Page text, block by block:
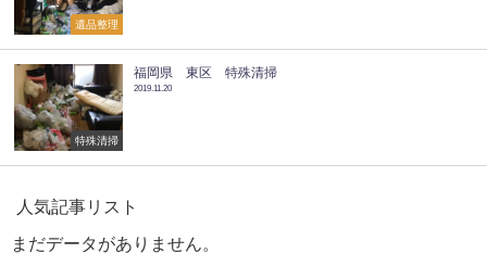
遺品整理
特殊清掃
福岡県 東区 特殊清掃
2019.11.20
人気記事リスト
まだデータがありません。